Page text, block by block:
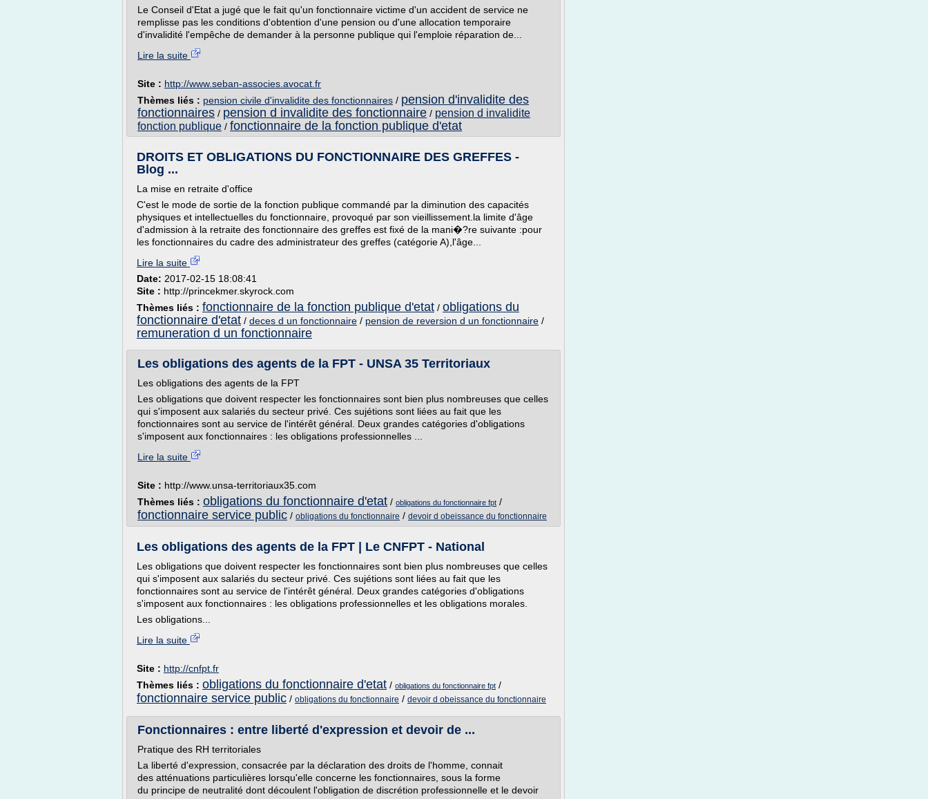
Le Conseil d'Etat a jugé que le fait qu'un fonctionnaire victime d'un accident de service ne
remplisse pas les conditions d'obtention d'une pension ou d'une allocation temporaire
d'invalidité l'empêche de demander à la personne publique qui l'emploie réparation de...
Lire la suite
Site : http://www.seban-associes.avocat.fr
Thèmes liés : pension civile d'invalidite des fonctionnaires / pension d'invalidite des
fonctionnaires / pension d invalidite des fonctionnaire / pension d invalidite
fonction publique / fonctionnaire de la fonction publique d'etat
DROITS ET OBLIGATIONS DU FONCTIONNAIRE DES GREFFES -
Blog ...
La mise en retraite d'office
C'est le mode de sortie de la fonction publique commandé par la diminution des capacités
physiques et intellectuelles du fonctionnaire, provoqué par son vieillissement.la limite d'âge
d'admission à la retraite des fonctionnaire des greffes est fixé de la mani�?re suivante :pour
les fonctionnaires du cadre des administrateur des greffes (catégorie A),l'âge...
Lire la suite
Date: 2017-02-15 18:08:41
Site : http://princekmer.skyrock.com
Thèmes liés : fonctionnaire de la fonction publique d'etat / obligations du
fonctionnaire d'etat / deces d un fonctionnaire / pension de reversion d un fonctionnaire /
remuneration d un fonctionnaire
Les obligations des agents de la FPT - UNSA 35 Territoriaux
Les obligations des agents de la FPT
Les obligations que doivent respecter les fonctionnaires sont bien plus nombreuses que celles
qui s'imposent aux salariés du secteur privé. Ces sujétions sont liées au fait que les
fonctionnaires sont au service de l'intérêt général. Deux grandes catégories d'obligations
s'imposent aux fonctionnaires : les obligations professionnelles ...
Lire la suite
Site : http://www.unsa-territoriaux35.com
Thèmes liés : obligations du fonctionnaire d'etat / obligations du fonctionnaire fpt /
fonctionnaire service public / obligations du fonctionnaire / devoir d obeissance du fonctionnaire
Les obligations des agents de la FPT | Le CNFPT - National
Les obligations que doivent respecter les fonctionnaires sont bien plus nombreuses que celles
qui s'imposent aux salariés du secteur privé. Ces sujétions sont liées au fait que les
fonctionnaires sont au service de l'intérêt général. Deux grandes catégories d'obligations
s'imposent aux fonctionnaires : les obligations professionnelles et les obligations morales.
Les obligations...
Lire la suite
Site : http://cnfpt.fr
Thèmes liés : obligations du fonctionnaire d'etat / obligations du fonctionnaire fpt /
fonctionnaire service public / obligations du fonctionnaire / devoir d obeissance du fonctionnaire
Fonctionnaires : entre liberté d'expression et devoir de ...
Pratique des RH territoriales
La liberté d'expression, consacrée par la déclaration des droits de l'homme, connait
des atténuations particulières lorsqu'elle concerne les fonctionnaires, sous la forme
du principe de neutralité dont découlent l'obligation de discrétion professionnelle et le devoir